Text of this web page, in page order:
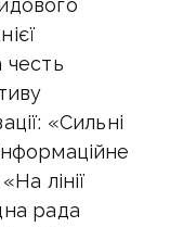
честь
«Сильні
лінії
рада